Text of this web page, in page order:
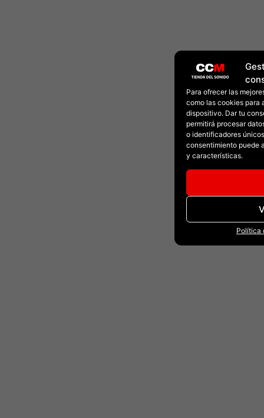
Para ofrecer las
como las cookies para
dispositivo. Dar tu
permitirá procesar
o identificadores
consentimiento puede
y características.
Política